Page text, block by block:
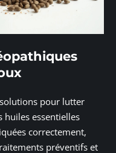
pour lutter
huiles essentielles
correctement,
préventifs et